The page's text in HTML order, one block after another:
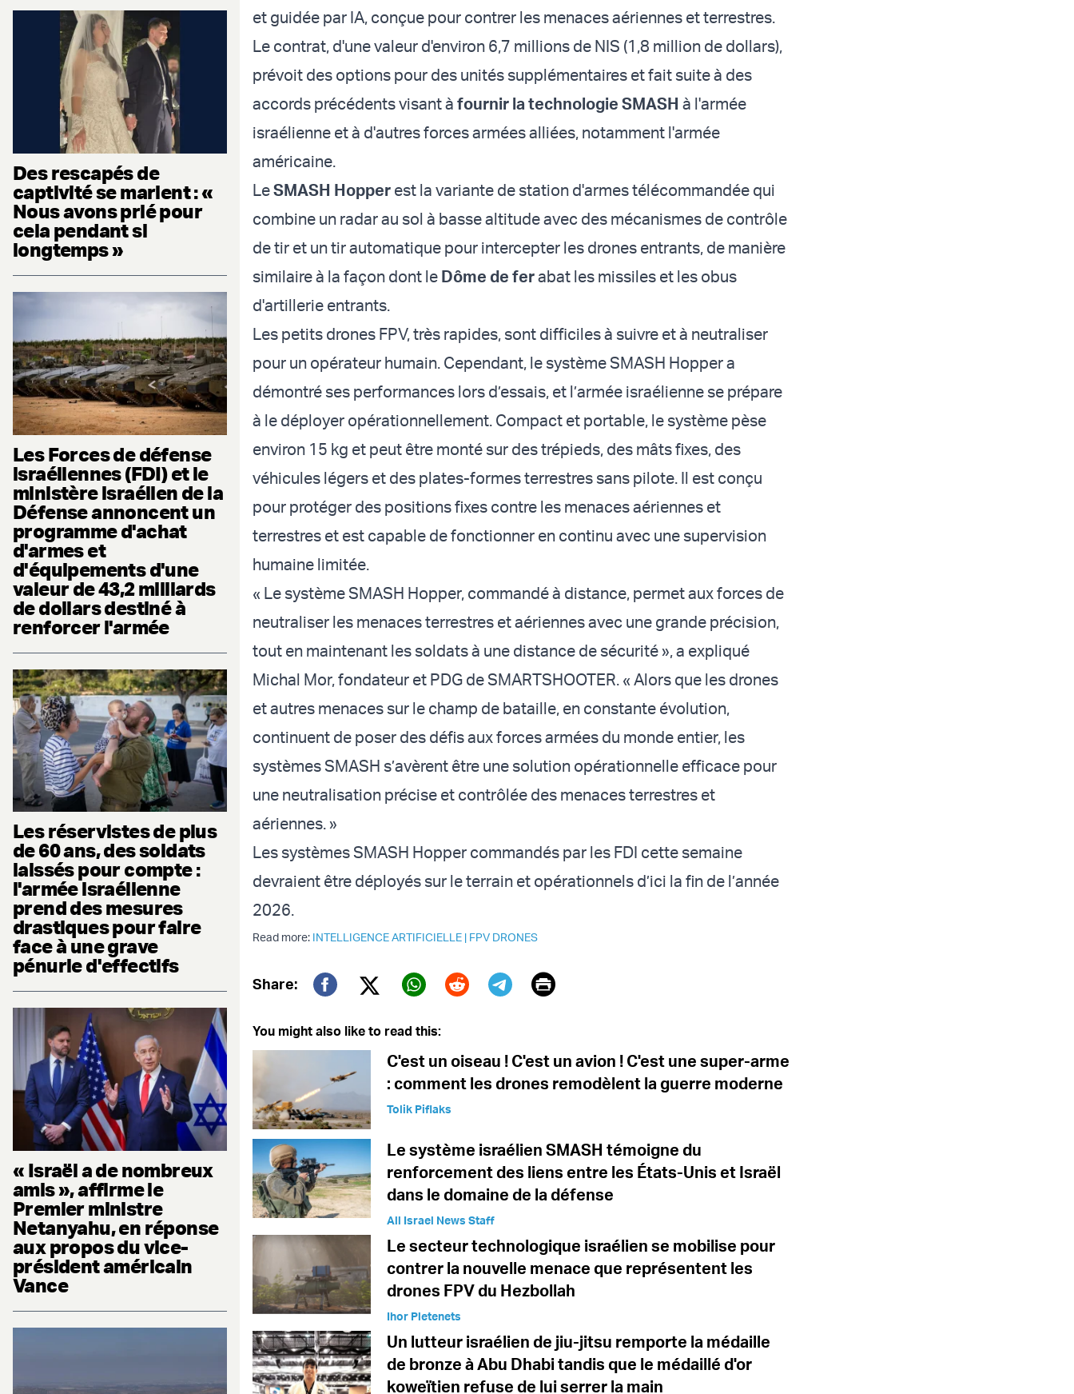
Des rescapés de
captivité se marient : «
Nous avons prié pour
cela pendant si
longtemps »
Les Forces de défense
israéliennes (FDI) et le
ministère israélien de la
Défense annoncent un
programme d'achat
d'armes et
d'équipements d'une
valeur de 43,2 milliards
de dollars destiné à
renforcer l'armée
Les réservistes de plus
de 60 ans, des soldats
laissés pour compte :
l'armée israélienne
prend des mesures
drastiques pour faire
face à une grave
pénurie d'effectifs
« Israël a de nombreux
amis », affirme le
Premier ministre
Netanyahu, en réponse
aux propos du vice-
président américain
Vance
et guidée par IA, conçue pour contrer les menaces aériennes et terrestres.
Le contrat, d'une valeur d'environ 6,7 millions de NIS (1,8 million de dollars),
prévoit des options pour des unités supplémentaires et fait suite à des
accords précédents visant à fournir la technologie SMASH à l'armée
israélienne et à d'autres forces armées alliées, notamment l'armée
américaine.
LeSMASH Hopper est la variante de station d'armes télécommandée qui
combine un radar au sol à basse altitude avec des mécanismes de contrôle
de tir et un tir automatique pour intercepter les drones entrants, de manière
similaire à la façon dont le Dôme de ferabat les missiles et les obus
d'artillerie entrants.
Les petits drones FPV, très rapides, sont difficiles à suivre et à neutraliser
pour un opérateur humain. Cependant, le système SMASH Hopper a
démontré ses performances lors d’essais, et l’armée israélienne se prépare
à le déployer opérationnellement. Compact et portable, le système pèse
environ 15 kg et peut être monté sur des trépieds, des mâts fixes, des
véhicules légers et des plates-formes terrestres sans pilote. Il est conçu
pour protéger des positions fixes contre les menaces aériennes et
terrestres et est capable de fonctionner en continu avec une supervision
humaine limitée.
« Le système SMASH Hopper, commandé à distance, permet aux forces de
neutraliser les menaces terrestres et aériennes avec une grande précision,
tout en maintenant les soldats à une distance de sécurité », a expliqué
Michal Mor, fondateur et PDG de SMARTSHOOTER. « Alors que les drones
et autres menaces sur le champ de bataille, en constante évolution,
continuent de poser des défis aux forces armées du monde entier, les
systèmes SMASH s’avèrent être une solution opérationnelle efficace pour
une neutralisation précise et contrôlée des menaces terrestres et
aériennes. »
Les systèmes SMASH Hopper commandés par les FDI cette semaine
devraient être déployés sur le terrain et opérationnels d’ici la fin de l’année
2026.
Read more: INTELLIGENCE ARTIFICIELLE | FPV DRONES
Share:
Twitter (X)
Print
You might also like to read this:
C'est un oiseau ! C'est un avion ! C'est une super-arme
: comment les drones remodèlent la guerre moderne
Tolik Piflaks
Le système israélien SMASH témoigne du
renforcement des liens entre les États-Unis et Israël
dans le domaine de la défense
All Israel News Staff
Le secteur technologique israélien se mobilise pour
contrer la nouvelle menace que représentent les
drones FPV du Hezbollah
Ihor Pletenets
Un lutteur israélien de jiu-jitsu remporte la médaille
de bronze à Abu Dhabi tandis que le médaillé d'or
koweïtien refuse de lui serrer la main